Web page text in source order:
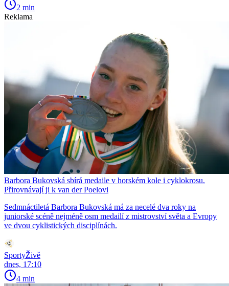
2 min
Reklama
Barbora Bukovská sbírá medaile v horském kole i cyklokrosu.
Přirovnávají ji k van der Poelovi
Sedmnáctiletá Barbora Bukovská má za necelé dva roky na
juniorské scéně nejméně osm medailí z mistrovství světa a Evropy
ve dvou cyklistických disciplínách.
SportyŽivě
dnes, 17:10
4 min